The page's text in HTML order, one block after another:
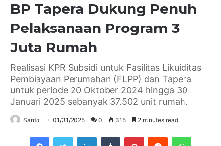
BP Tapera Dukung Penuh
Pelaksanaan Program 3
Juta Rumah
Realisasi KPR Subsidi untuk Fasilitas Likuiditas
Pembiayaan Perumahan (FLPP) dan Tapera
untuk periode 20 Oktober 2024 hingga 30
Januari 2025 sebanyak 37.502 unit rumah.
Santo 01/31/2025 0 315 2 minutes read
FacebookTwitter LinkedInTumblr PinterestReddit